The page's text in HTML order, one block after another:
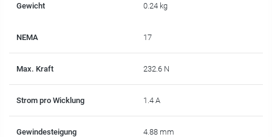
Gewicht 0.24 kg
NEMA 17
Max. Kraft 232.6 N
Strom pro Wicklung 1.4 A
Gewindesteigung 4.88 mm